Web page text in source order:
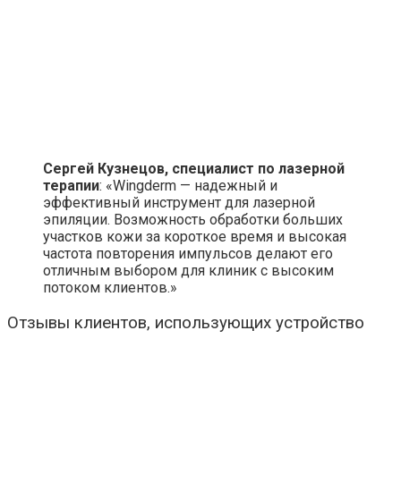
Сергей Кузнецов, специалист по лазерной
терапии: «Wingderm — надежный и
эффективный инструмент для лазерной
эпиляции. Возможность обработки больших
участков кожи за короткое время и высокая
частота повторения импульсов делают его
отличным выбором для клиник с высоким
потоком клиентов.»
Отзывы клиентов, использующих устройство